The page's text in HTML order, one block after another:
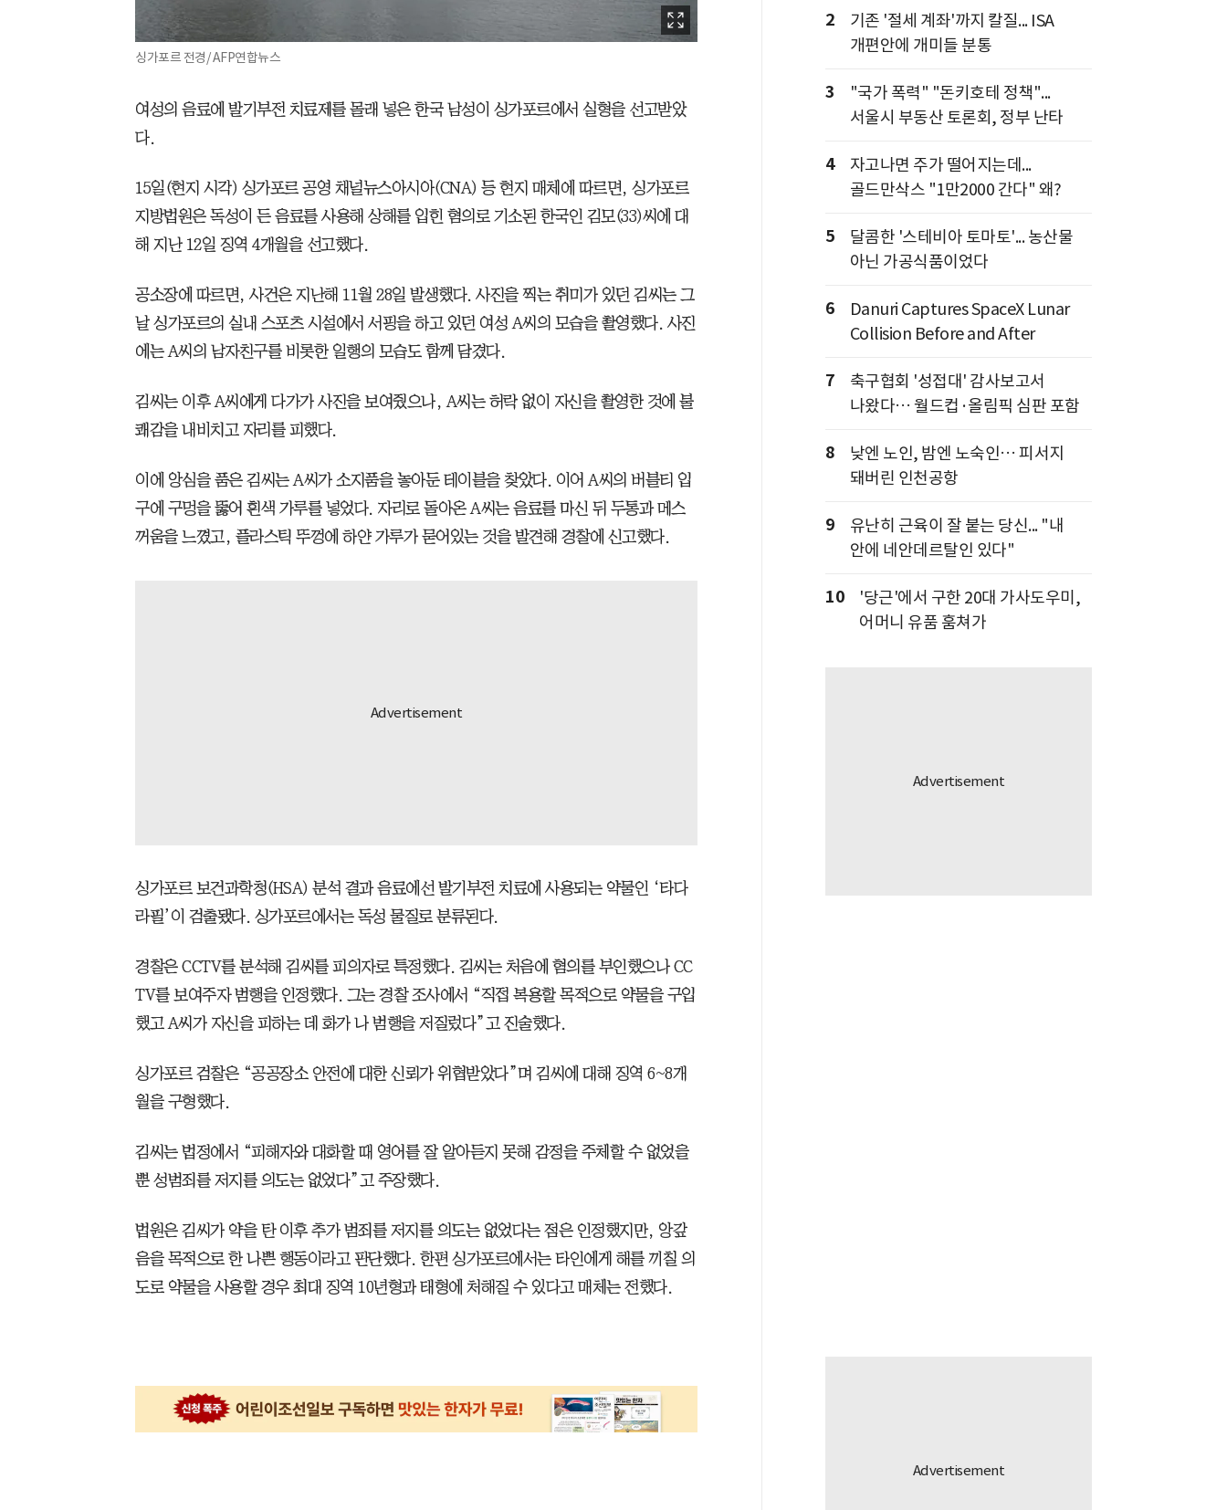
싱가포르 전경/ AFP연합뉴스
여성의 음료에 발기부전 치료제를 몰래 넣은 한국 남성이 싱가포르에서 실형을 선고받았
다.
15일(현지 시각) 싱가포르 공영 채널뉴스아시아(CNA) 등 현지 매체에 따르면, 싱가포르
지방법원은 독성이 든 음료를 사용해 상해를 입힌 혐의로 기소된 한국인 김모(33)씨에 대
해 지난 12일 징역 4개월을 선고했다.
공소장에 따르면, 사건은 지난해 11월 28일 발생했다. 사진을 찍는 취미가 있던 김씨는 그
날 싱가포르의 실내 스포츠 시설에서 서핑을 하고 있던 여성 A씨의 모습을 촬영했다. 사진
에는 A씨의 남자친구를 비롯한 일행의 모습도 함께 담겼다.
김씨는 이후 A씨에게 다가가 사진을 보여줬으나, A씨는 허락 없이 자신을 촬영한 것에 불
쾌감을 내비치고 자리를 피했다.
이에 앙심을 품은 김씨는 A씨가 소지품을 놓아둔 테이블을 찾았다. 이어 A씨의 버블티 입
구에 구멍을 뚫어 흰색 가루를 넣었다. 자리로 돌아온 A씨는 음료를 마신 뒤 두통과 메스
꺼움을 느꼈고, 플라스틱 뚜껑에 하얀 가루가 묻어있는 것을 발견해 경찰에 신고했다.
싱가포르 보건과학청(HSA) 분석 결과 음료에선 발기부전 치료에 사용되는 약물인 ‘타다
라필’이 검출됐다. 싱가포르에서는 독성 물질로 분류된다.
경찰은 CCTV를 분석해 김씨를 피의자로 특정했다. 김씨는 처음에 혐의를 부인했으나 CC
TV를 보여주자 범행을 인정했다. 그는 경찰 조사에서 “직접 복용할 목적으로 약물을 구입
했고 A씨가 자신을 피하는 데 화가 나 범행을 저질렀다”고 진술했다.
싱가포르 검찰은 “공공장소 안전에 대한 신뢰가 위협받았다”며 김씨에 대해 징역 6~8개
월을 구형했다.
김씨는 법정에서 “피해자와 대화할 때 영어를 잘 알아듣지 못해 감정을 주체할 수 없었을
뿐 성범죄를 저지를 의도는 없었다”고 주장했다.
법원은 김씨가 약을 탄 이후 추가 범죄를 저지를 의도는 없었다는 점은 인정했지만, 앙갚
음을 목적으로 한 나쁜 행동이라고 판단했다. 한편 싱가포르에서는 타인에게 해를 끼칠 의
도로 약물을 사용할 경우 최대 징역 10년형과 태형에 처해질 수 있다고 매체는 전했다.
2
기존 '절세 계좌'까지 칼질... ISA
개편안에 개미들 분통
3
"국가 폭력" "돈키호테 정책"...
서울시 부동산 토론회, 정부 난타
4
자고나면 주가 떨어지는데...
골드만삭스 "1만2000 간다" 왜?
5
달콤한 '스테비아 토마토'... 농산물
아닌 가공식품이었다
6
Danuri Captures SpaceX Lunar
Collision Before and After
7
축구협회 '성접대' 감사보고서
나왔다… 월드컵·올림픽 심판 포함
8
낮엔 노인, 밤엔 노숙인… 피서지
돼버린 인천공항
9
유난히 근육이 잘 붙는 당신... "내
안에 네안데르탈인 있다"
10
'당근'에서 구한 20대 가사도우미,
어머니 유품 훔쳐가